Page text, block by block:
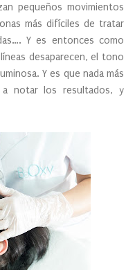
pequeños movimientos
más difíciles de tratar
Y es entonces como
desaparecen, el tono
Y es que nada más
notar los resultados, y